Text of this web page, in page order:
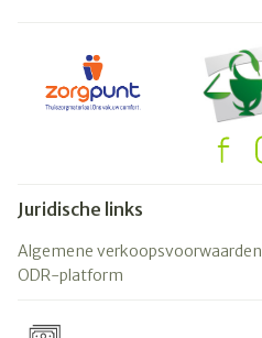
Juridische links
Algemene verkoopsvoorwaarden
ODR-platform